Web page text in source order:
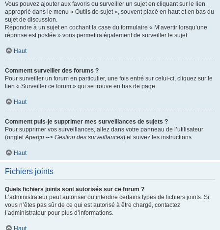
Vous pouvez ajouter aux favoris ou surveiller un sujet en cliquant sur le lien
approprié dans le menu « Outils de sujet », souvent placé en haut et en bas du
sujet de discussion.
Répondre à un sujet en cochant la case du formulaire « M’avertir lorsqu’une
réponse est postée » vous permettra également de surveiller le sujet.
Haut
Comment surveiller des forums ?
Pour surveiller un forum en particulier, une fois entré sur celui-ci, cliquez sur le
lien « Surveiller ce forum » qui se trouve en bas de page.
Haut
Comment puis-je supprimer mes surveillances de sujets ?
Pour supprimer vos surveillances, allez dans votre panneau de l’utilisateur
(ongletAperçu --> Gestion des surveillances) et suivez les instructions.
Haut
Fichiers joints
Quels fichiers joints sont autorisés sur ce forum ?
L’administrateur peut autoriser ou interdire certains types de fichiers joints. Si
vous n’êtes pas sûr de ce qui est autorisé à être chargé, contactez
l’administrateur pour plus d’informations.
Haut